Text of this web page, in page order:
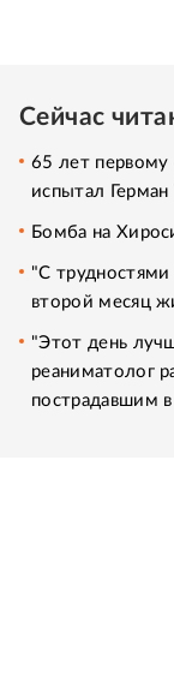
Сейчас
65 лет первому
испытал
Бомба на
"С
второй месяц
"Этот день
реаниматолог
пострадавшим